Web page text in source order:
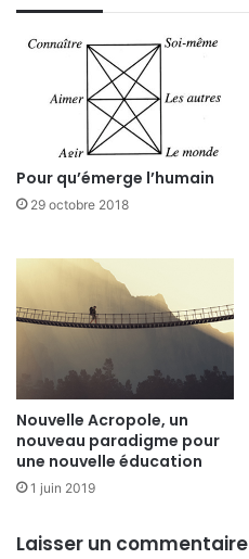
Pour qu’émerge l’humain
29 octobre 2018
Nouvelle Acropole, un
nouveau paradigme pour
une nouvelle éducation
1 juin 2019
Laisser un commentaire